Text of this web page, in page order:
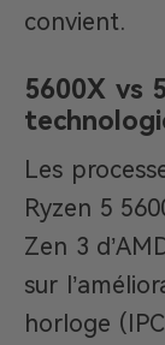
convient.
5600X vs
Les
Ryzen 5
Zen 3
sur
horloge